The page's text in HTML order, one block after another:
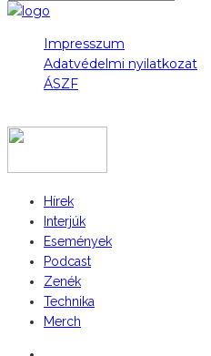
Impresszum
Adatvédelmi nyilatkozat
ÁSZF
Hírek
Interjúk
Események
Podcast
Zenék
Technika
Merch